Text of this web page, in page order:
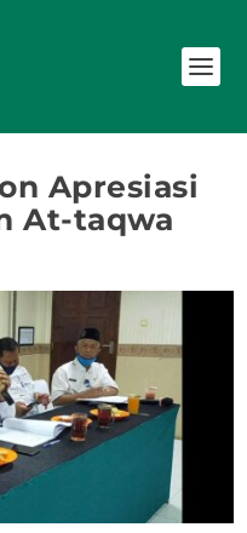
Apresiasi
At-taqwa